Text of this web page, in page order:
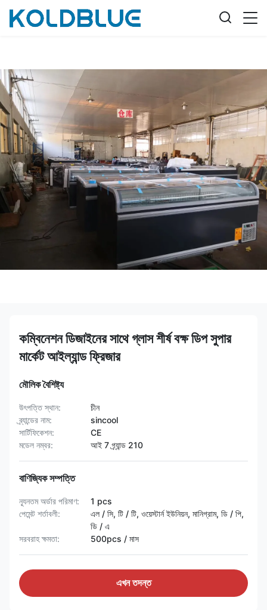
কম্বিনেশন ডিজাইনের সাথে গ্লাস শীর্ষ বক্ষ ডিপ সুপার
মার্কেট আইল্যান্ড ফ্রিজার
মৌলিক বৈশিষ্ট্য
উৎপত্তি স্থান:
চীন
ব্র্যান্ডের নাম:
sincool
সার্টিফিকেশন:
CE
মডেল নম্বর:
আই 7 গ্র্যান্ড 210
বাণিজ্যিক সম্পত্তি
ন্যূনতম অর্ডার পরিমাণ:
1 pcs
পেমেন্ট শর্তাবলী:
এল / সি, টি / টি, ওয়েস্টার্ন ইউনিয়ন, মানিগ্রাম, ডি / পি,
ডি / এ
সরবরাহ ক্ষমতা:
500pcs / মাস
এখন তদন্ত